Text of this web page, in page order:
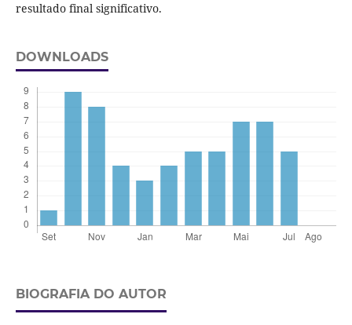
resultado final significativo.
DOWNLOADS
BIOGRAFIA DO AUTOR